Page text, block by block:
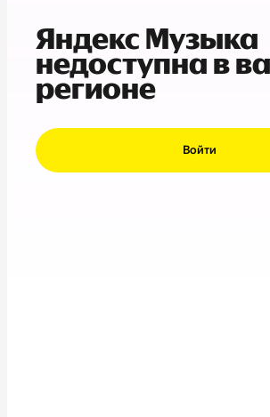
Яндекс Музыка
недоступна в
регионе
Войти